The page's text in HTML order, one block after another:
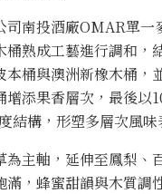
司南投酒廠OMAR單一
桶熟成工藝進行調和，
本桶與澳洲新橡木桶，
增添果香層次，最後以
結構，形塑多層次風味
為主軸，延伸至鳳梨、
滿，蜂蜜甜韻與木質調